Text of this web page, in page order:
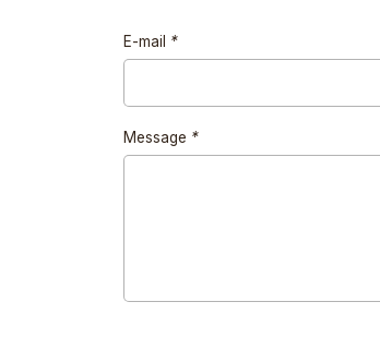
E-mail *
Message *